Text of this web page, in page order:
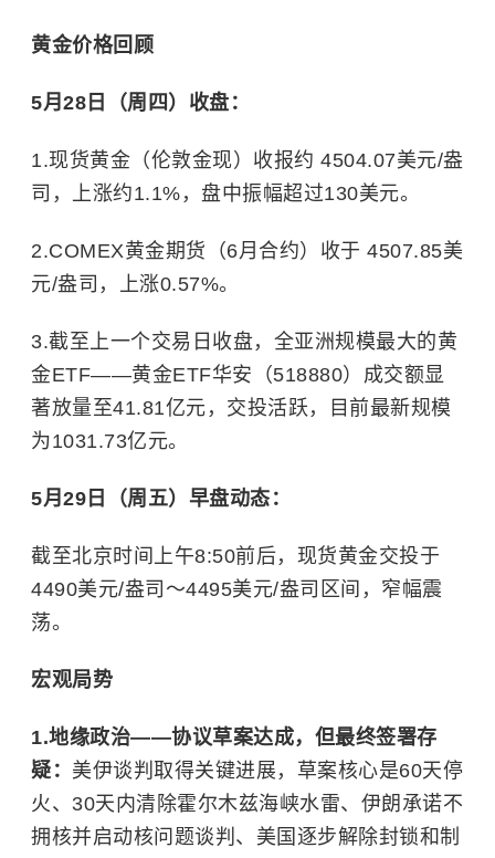
黄金价格回顾
5月28日（周四）收盘：
1.现货黄金（伦敦金现）收报约 4504.07美元/盎
司，上涨约1.1%，盘中振幅超过130美元。
2.COMEX黄金期货（6月合约）收于 4507.85美
元/盎司，上涨0.57%。
3.截至上一个交易日收盘，全亚洲规模最大的黄
金ETF——黄金ETF华安（518880）成交额显
著放量至41.81亿元，交投活跃，目前最新规模
为1031.73亿元。
5月29日（周五）早盘动态：
截至北京时间上午8:50前后，现货黄金交投于
4490美元/盎司～4495美元/盎司区间，窄幅震
荡。
宏观局势
1.地缘政治——协议草案达成，但最终签署存
疑： 美伊谈判取得关键进展，草案核心是60天停
火、30天内清除霍尔木兹海峡水雷、伊朗承诺不
拥核并启动核问题谈判、美国逐步解除封锁和制